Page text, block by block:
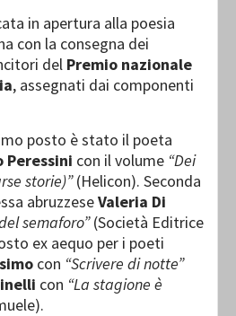
in apertura alla poesia
con la consegna dei
del Premio nazionale
, assegnati dai componenti
posto è stato il poeta
Peressini con il volume “Dei
storie)”(Helicon). Seconda
abruzzeseValeria Di
semaforo”(Società Editrice
ex aequo per i poeti
con “Scrivere di notte”
con “La stagione è